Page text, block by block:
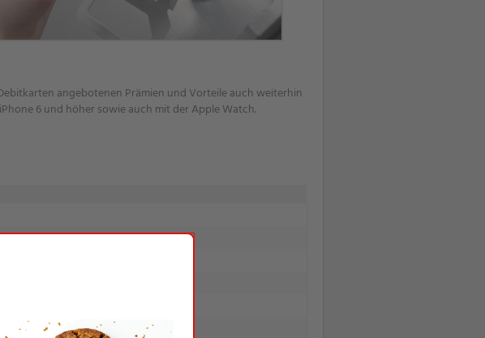
angebotenen Prämien und Vorteile auch weiterhin
6 und höher sowie auch mit der Apple Watch.
und Logist...